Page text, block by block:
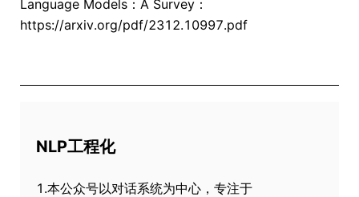
Language Models：A Survey：
https://arxiv.org/pdf/2312.10997.pdf
NLP工程化
1.本公众号以对话系统为中心，专注于